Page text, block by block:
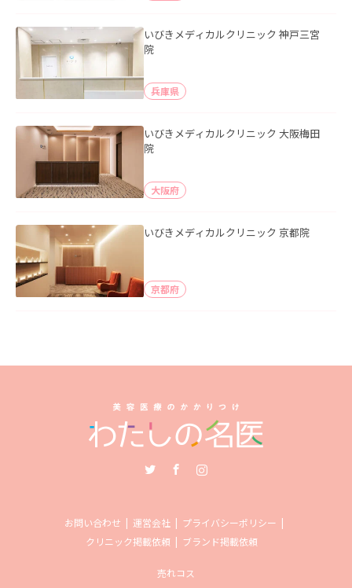
いびきメディカルクリニック 神戸三宮
院
兵庫県
いびきメディカルクリニック 大阪梅田
院
大阪府
いびきメディカルクリニック 京都院
京都府
お問い合わせ 運営会社
プライバシーポリシー
クリニック掲載依頼
ブランド掲載依頼
売れコス